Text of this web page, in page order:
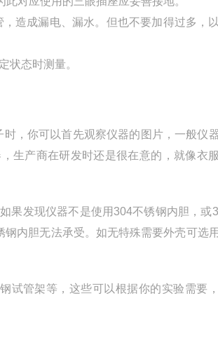
造成漏电、漏水。但也不要加得过多，
状态时测量。
，你可以首先观察仪器的图片，一般仪
生产商在研发时还是很在意的，就像衣
果发现仪器不是使用304不锈钢内胆，或
内胆无法承受。如无特殊需要外壳可选
试管架等，这些可以根据你的实验需要